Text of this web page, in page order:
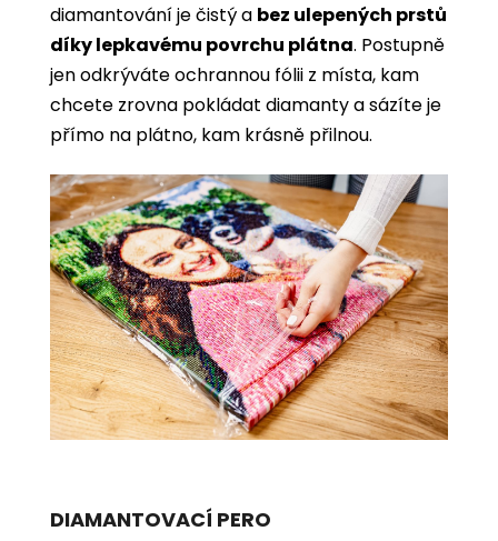
diamantování je čistý a bez ulepených prstů
díky lepkavému povrchu plátna. Postupně
jen odkrýváte ochrannou fólii z místa, kam
chcete zrovna pokládat diamanty a sázíte je
přímo na plátno, kam krásně přilnou.
DIAMANTOVACÍ PERO